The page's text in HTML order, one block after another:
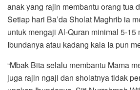
anak yang rajin membantu orang tua
Setiap hari Ba’da Sholat Maghrib ia
untuk mengaji Al-Quran minimal 5-15
Ibundanya atau kadang kala Ia pun
“Mbak Bita selalu membantu Mama
juga rajin ngaji dan sholatnya tidak